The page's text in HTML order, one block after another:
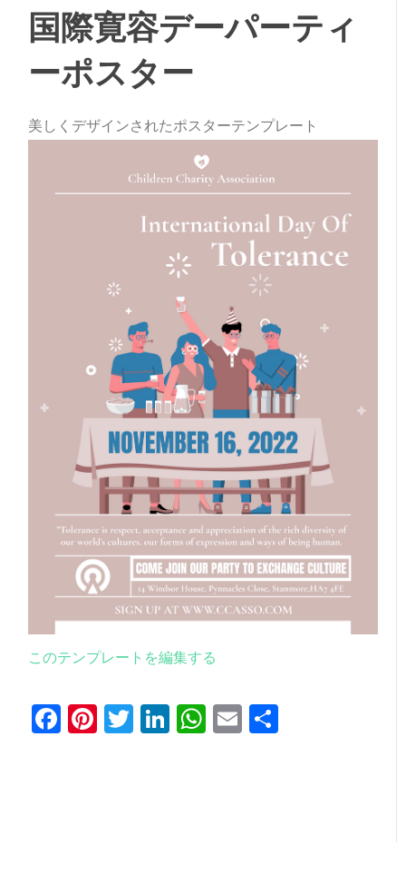
国際寛容デーパーティ
ーポスター
美しくデザインされたポスターテンプレート
このテンプレートを編集する
Facebook
Pinterest
Twitter
LinkedIn
WhatsApp
Email